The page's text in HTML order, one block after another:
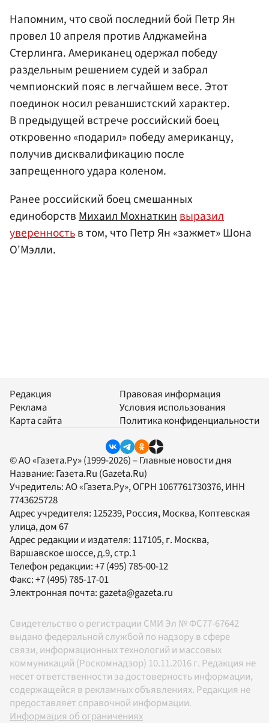
Напомним, что свой последний бой Петр Ян
провел 10 апреля против Алджамейна
Стерлинга. Американец одержал победу
раздельным решением судей и забрал
чемпионский пояс в легчайшем весе. Этот
поединок носил реваншистский характер.
В предыдущей встрече российский боец
откровенно «подарил» победу американцу,
получив дисквалификацию после
запрещенного удара коленом.
Ранее российский боец смешанных
единоборствМихаил Мохнаткинвыразил
уверенностьв том, что Петр Ян «зажмет» Шона
О'Мэлли.
Редакция
Реклама
Карта сайта
Правовая информация
Условия использования
Политика конфиденциальности
© АО «Газета.Ру» (1999-2026) – Главные новости дня
Название: Газета.Ru (Gazeta.Ru)
Учредитель:АО «Газета.Ру», ОГРН 1067761730376, ИНН
7743625728
Адрес учредителя: 125239, Россия, Москва, Коптевская
улица, дом 67
Адрес редакции и издателя: 117105, г. Москва,
Варшавское шоссе, д.9, стр.1
Телефон редакции:+7 (495) 785-00-12
Факс:+7 (495) 785-17-01
Электронная почта: gazeta@gazeta.ru
Свидетельство о регистрации СМИ Эл № ФС77-67642
выдано федеральной службой по надзору в сфере
связи, информационных технологий и массовых
коммуникаций (Роскомнадзор) 10.11.2016 г. Редакция не
несет ответственности за достоверность информации,
содержащейся в рекламных объявлениях. Редакция не
предоставляет справочной информации.
Информация об ограничениях